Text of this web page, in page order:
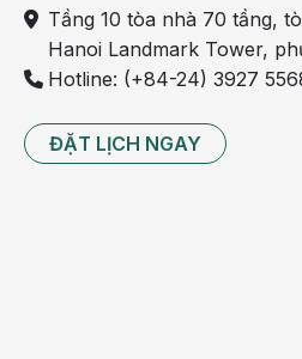
Tầng 10 tòa nhà 70 tầng,
Hanoi Landmark Tower,
Hotline: (+84-24) 3927
ĐẶT LỊCH NGAY